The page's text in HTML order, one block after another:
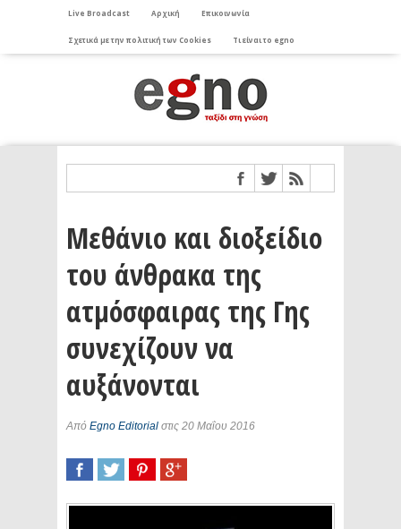
Live Broadcast Αρχική Επικοινωνία
Σχετικά με την πολιτική των Cookies Τι είναι το egno
Μεθάνιο και διοξείδιο
του άνθρακα της
ατμόσφαιρας της Γης
συνεχίζουν να
αυξάνονται
Από Egno Editorial στις 20 Μαΐου 2016